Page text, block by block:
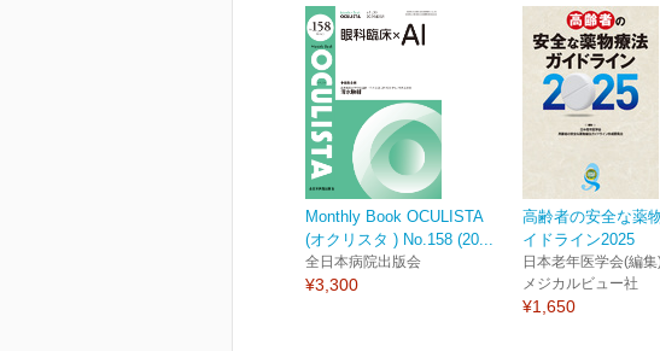
Monthly Book OCULISTA
(オクリスタ ) No.158 (20...
全日本病院出版会
¥3,300
高齢者の安全な薬
イドライン2025
日本老年医学会(編集
メジカルビュー社
¥1,650